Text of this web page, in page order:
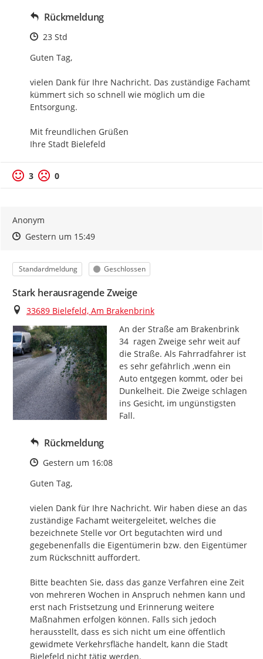
Rückmeldung
Zeitpunkt des Erstellens
23 Std
Guten Tag,
vielen Dank für Ihre Nachricht. Das zuständige Fachamt
kümmert sich so schnell wie möglich um die
Entsorgung.
Mit freundlichen Grüßen
Ihre Stadt Bielefeld
3 0
Anonym
Zeitpunkt des Erstellens
Zeitpunkt des Erstellens
Gestern um 15:49Zur Äußerung
Kategorie
Standardmeldung Status
Geschlossen
Stark herausragende Zweige
Ort
33689 Bielefeld, Am Brakenbrink
An der Straße am Brakenbrink
34  ragen Zweige sehr weit auf
die Straße. Als Fahrradfahrer ist
es sehr gefährlich ,wenn ein
Auto entgegen kommt, oder bei
Dunkelheit. Die Zweige schlagen
ins Gesicht, im ungünstigsten
Fall.
Rückmeldung
Zeitpunkt des Erstellens
Gestern um 16:08
Guten Tag,
vielen Dank für Ihre Nachricht. Wir haben diese an das
zuständige Fachamt weitergeleitet, welches die
bezeichnete Stelle vor Ort begutachten wird und
gegebenenfalls die Eigentümerin bzw. den Eigentümer
zum Rückschnitt auffordert.
Bitte beachten Sie, dass das ganze Verfahren eine Zeit
von mehreren Wochen in Anspruch nehmen kann und
erst nach Fristsetzung und Erinnerung weitere
Maßnahmen erfolgen können. Falls sich jedoch
herausstellt, dass es sich nicht um eine öffentlich
gewidmete Verkehrsfläche handelt, kann die Stadt
Bielefeld nicht tätig werden.